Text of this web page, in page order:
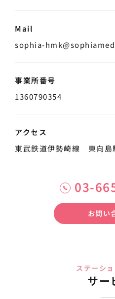
Mail
sophia-
事業所番号
1360790354
アクセス
東武鉄道伊勢崎線 東向
03-
お問い
ステーシ
サー